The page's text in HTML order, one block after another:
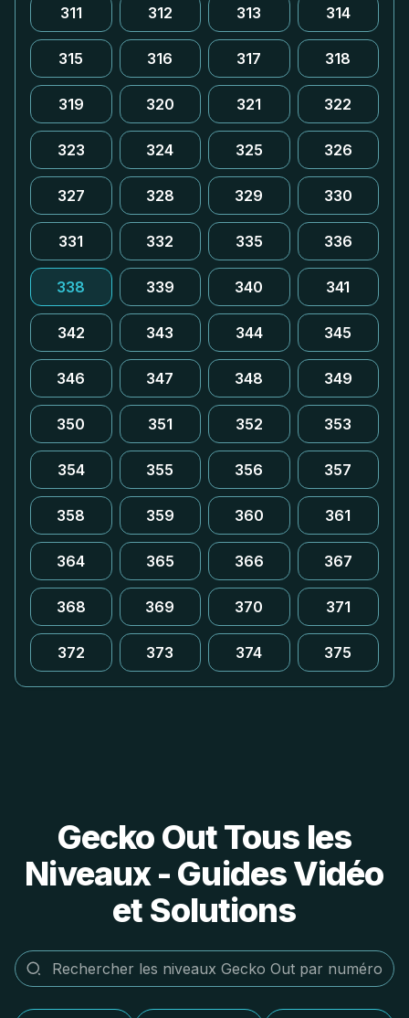
311 312 313 314
315 316 317 318
319 320 321 322
323 324 325 326
327 328 329 330
331 332 335 336
338 339 340 341
342 343 344 345
346 347 348 349
350 351 352 353
354 355 356 357
358 359 360 361
364 365 366 367
368 369 370 371
372 373 374 375
Gecko Out Tous les
Niveaux - Guides Vidéo
et Solutions